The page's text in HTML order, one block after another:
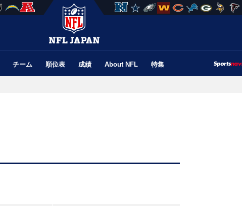
チーム 順位表 成績 About NFL 特集